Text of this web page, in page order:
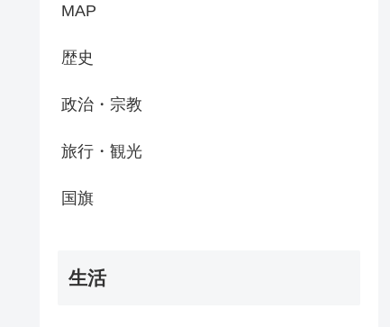
MAP
歴史
政治・宗教
旅行・観光
国旗
生活